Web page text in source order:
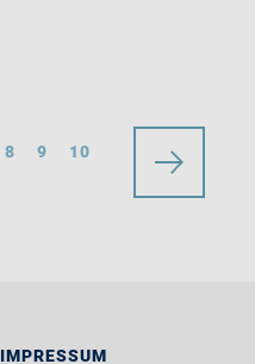
8 9 10
IMPRESSUM